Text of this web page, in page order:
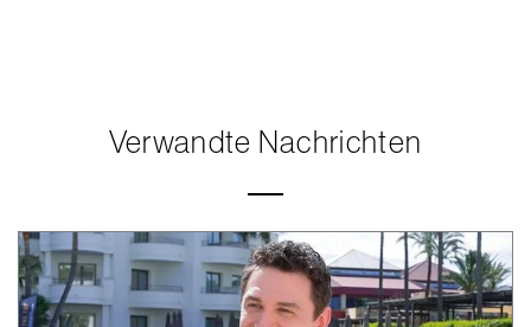
Verwandte Nachrichten